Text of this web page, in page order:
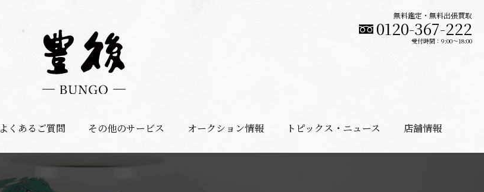
無料鑑定・無料出張買取
0120-367-222
受付時間：9:00〜18:00
よくあるご質問 その他のサービス オークション情報 トピックス・ニュース 店舗情報